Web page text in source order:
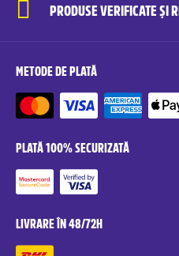
PRODUSE VERIFICATE ȘI
METODE DE PLATĂ
PLATĂ 100% SECURIZATĂ
LIVRARE ÎN 48/72H